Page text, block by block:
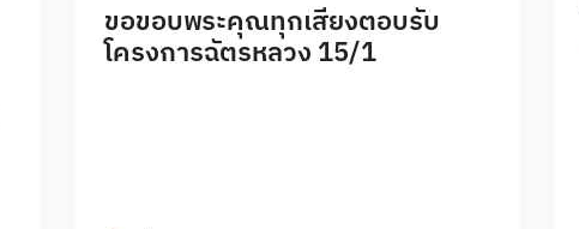
ขอขอบพระคุณทุกเสียงตอบรับ
โครงการฉัตรหลวง 15/1